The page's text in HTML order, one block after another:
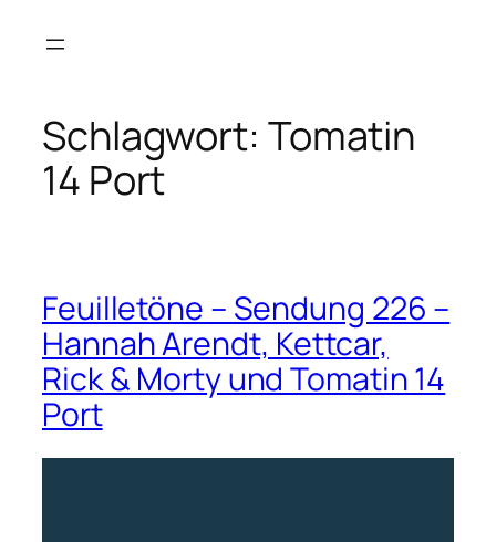
Inhalt
Schlagwort: Tomatin
14 Port
Feuilletöne – Sendung 226 –
Hannah Arendt, Kettcar,
Rick & Morty und Tomatin 14
Port